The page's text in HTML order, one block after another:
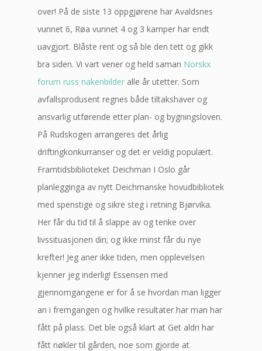
over! På de siste 13 oppgjørene har Avaldsnes
vunnet 6, Røa vunnet 4 og 3 kamper har endt
uavgjort. Blåste rent og så ble den tett og gikk
bra siden. Vi vart vener og held saman Norskx
forum russ nakenbilder alle år utetter. Som
avfallsprodusent regnes både tiltakshaver og
ansvarlig utførende etter plan- og bygningsloven.
På Rudskogen arrangeres det årlig
driftingkonkurranser og det er veldig populært.
Framtidsbiblioteket Deichman I Oslo går
planlegginga av nytt Deichmanske hovudbibliotek
med spenstige og sikre steg i retning Bjørvika.
Her får du tid til å slappe av og tenke over
livssituasjonen din; og ikke minst får du nye
krefter! Jeg aner ikke tiden, men opplevelsen
kjenner jeg inderlig! Essensen med
gjennomgangene er for å se hvordan man ligger
an i fremgangen og hvilke resultater har man har
fått på plass. Det ble også klart at Get aldri har
fått nøkler til gården, noe som gjorde at